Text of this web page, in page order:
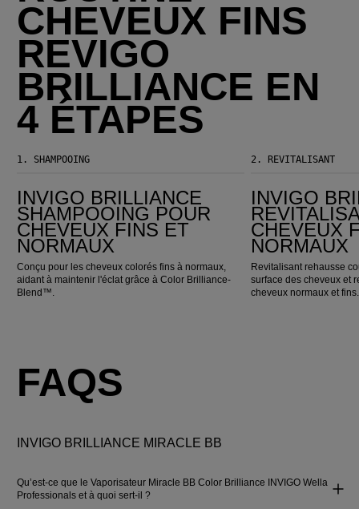
CHEVEUX FINS
REVIGO
BRILLIANCE EN
4 ÉTAPES
1. SHAMPOOING
INVIGO BRILLIANCE
SHAMPOOING POUR
CHEVEUX FINS ET
NORMAUX
Conçu pour les cheveux colorés fins à normaux,
aidant à maintenir l'éclat grâce à Color Brilliance-
Blend™.
2. REVITALISANT
INVIGO
CHEVEUX
NORMAUX
Revitalisant rehausse
surface des cheveux et
cheveux normaux et fins.
FAQS
INVIGO BRILLIANCE MIRACLE BB
Qu’est-ce que le Vaporisateur Miracle BB Color Brilliance INVIGO Wella
Professionals et à quoi sert-il ?